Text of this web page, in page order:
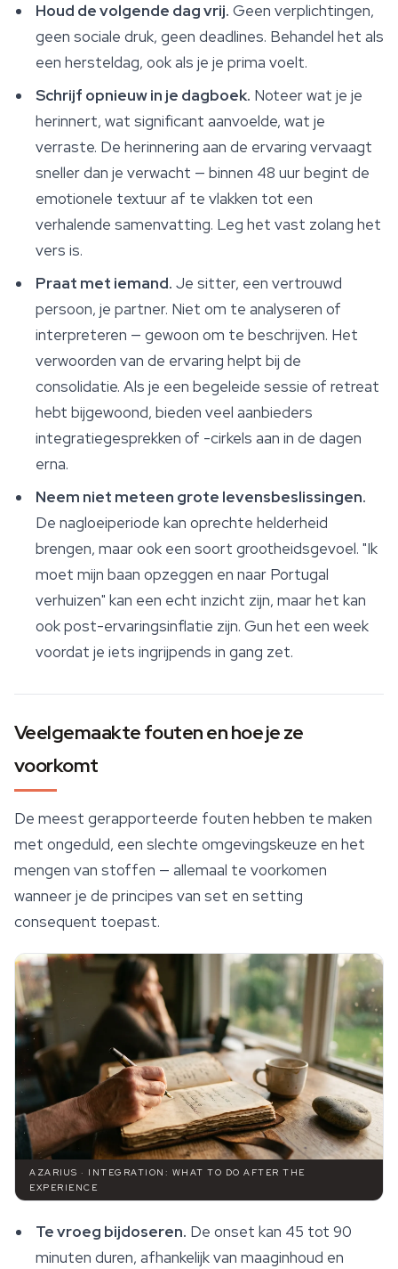
Houd de volgende dag vrij. Geen verplichtingen,
geen sociale druk, geen deadlines. Behandel het als
een hersteldag, ook als je je prima voelt.
Schrijf opnieuw in je dagboek. Noteer wat je je
herinnert, wat significant aanvoelde, wat je
verraste. De herinnering aan de ervaring vervaagt
sneller dan je verwacht — binnen 48 uur begint de
emotionele textuur af te vlakken tot een
verhalende samenvatting. Leg het vast zolang het
vers is.
Praat met iemand. Je sitter, een vertrouwd
persoon, je partner. Niet om te analyseren of
interpreteren — gewoon om te beschrijven. Het
verwoorden van de ervaring helpt bij de
consolidatie. Als je een begeleide sessie of retreat
hebt bijgewoond, bieden veel aanbieders
integratiegesprekken of -cirkels aan in de dagen
erna.
Neem niet meteen grote levensbeslissingen.
De nagloeiperiode kan oprechte helderheid
brengen, maar ook een soort grootheidsgevoel. "Ik
moet mijn baan opzeggen en naar Portugal
verhuizen" kan een echt inzicht zijn, maar het kan
ook post-ervaringsinflatie zijn. Gun het een week
voordat je iets ingrijpends in gang zet.
Veelgemaakte fouten en hoe je ze
voorkomt
De meest gerapporteerde fouten hebben te maken
met ongeduld, een slechte omgevingskeuze en het
mengen van stoffen — allemaal te voorkomen
wanneer je de principes van set en setting
consequent toepast.
AZARIUS · INTEGRATION: WHAT TO DO AFTER THE
EXPERIENCE
Te vroeg bijdoseren. De onset kan 45 tot 90
minuten duren, afhankelijk van maaginhoud en